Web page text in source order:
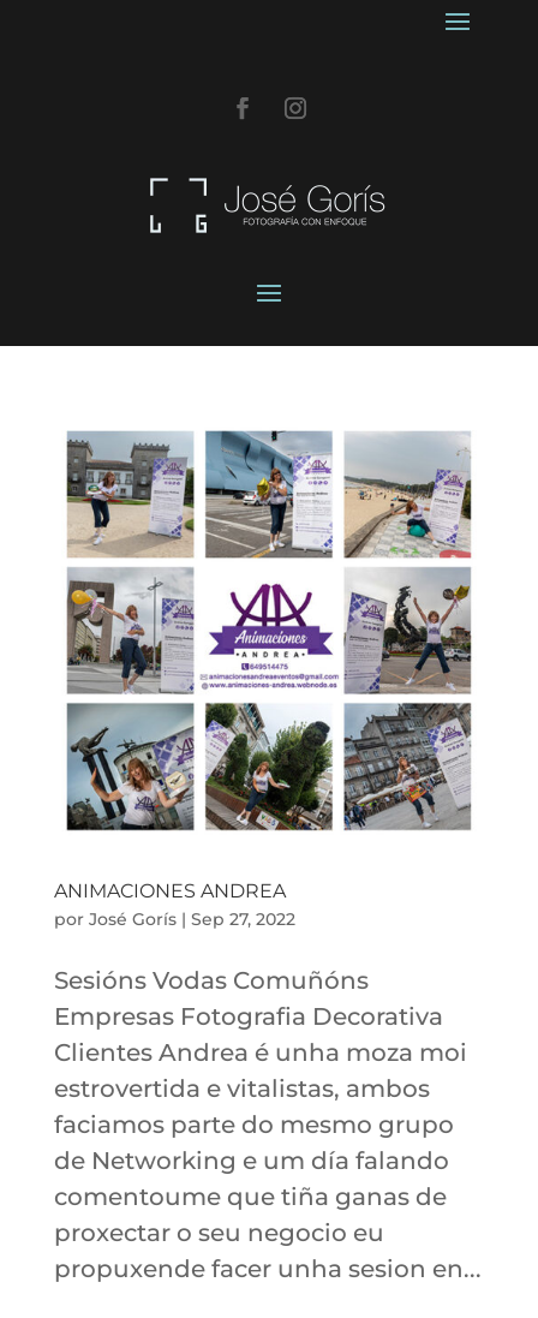
ANIMACIONES ANDREA
por José Gorís| Sep 27, 2022
Sesións Vodas Comuñóns
Empresas Fotografia Decorativa
Clientes Andrea é unha moza moi
estrovertida e vitalistas, ambos
faciamos parte do mesmo grupo
de Networking e um día falando
comentoume que tiña ganas de
proxectar o seu negocio eu
propuxende facer unha sesion en...